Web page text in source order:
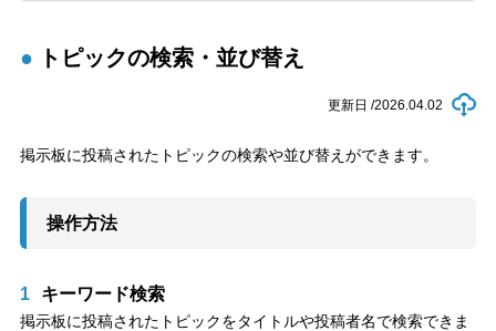
トピックの検索・並び替え
更新日 /2026.04.02
掲示板に投稿されたトピックの検索や並び替えができます。
操作方法
1 キーワード検索
掲示板に投稿されたトピックをタイトルや投稿者名で検索できま